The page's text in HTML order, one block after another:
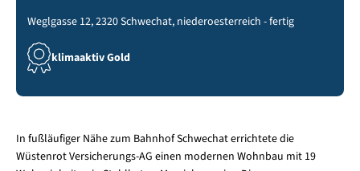
Weglgasse 12, 2320 Schwechat, niederoesterreich - fertig
klimaaktiv Gold
In fußläufiger Nähe zum Bahnhof Schwechat errichtete die
Wüstenrot Versicherungs-AG einen modernen Wohnbau mit 19